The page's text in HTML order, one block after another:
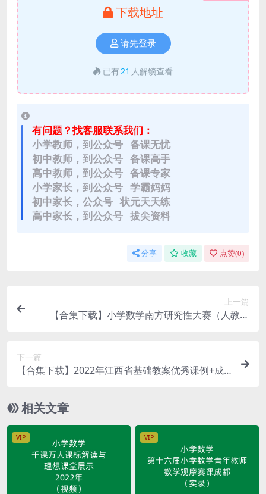
下载地址
请先登录
已有21 人解锁查看
有问题？找客服联系我们：
小学教师，到公众号 备课无忧
初中教师，到公众号 备课高手
高中教师，到公众号 备课专家
小学家长，到公众号 学霸妈妈
初中家长，公众号 状元天天练
高中家长，到公众号 拔尖资料
分享 收藏 点赞(0)
上一篇
【合集下载】小学数学南方研究性大赛（人教）
下一篇
【合集下载】2022年江西省基础教案优秀课例+成
相关文章
VIP VIP